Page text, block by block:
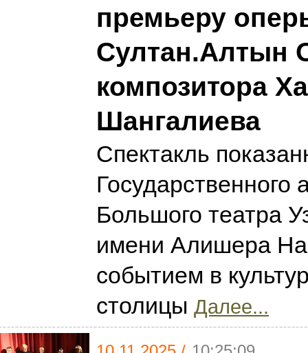
премьеру
Султан.Алтын
композитора
Шангалиева
Спектакль
Государственного
Большого театра
имени Алишера
событием в
столицы Далее...